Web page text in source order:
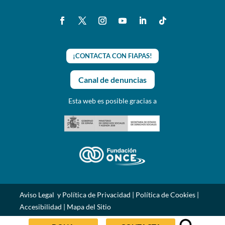
¡CONTACTA CON FIAPAS!
Canal de denuncias
Esta web es posible gracias a
Aviso Legal y Política de Privacidad | Política de Cookies|
Accesibilidad | Mapa del Sitio